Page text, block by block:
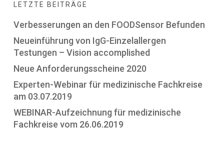
LETZTE BEITRÄGE
Verbesserungen an den FOODSensor Befunden
Neueinführung von IgG-Einzelallergen
Testungen – Vision accomplished
Neue Anforderungsscheine 2020
Experten-Webinar für medizinische Fachkreise
am 03.07.2019
WEBINAR-Aufzeichnung für medizinische
Fachkreise vom 26.06.2019